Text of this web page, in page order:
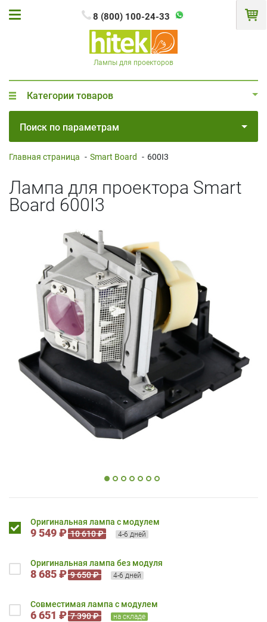
8 (800) 100-24-33
Лампы для проекторов
Категории товаров
Поиск по параметрам
Главная страница - Smart Board - 600I3
Лампа для проектора Smart
Board 600I3
Оригинальная лампа с модулем
9 549 ₽ 10 610 ₽ 4-6 дней
Оригинальная лампа без модуля
8 685 ₽ 9 650 ₽ 4-6 дней
Совместимая лампа с модулем
6 651 ₽ 7 390 ₽ на складе